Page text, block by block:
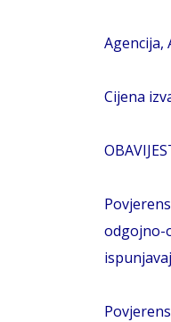
Agencija,
Cijena
odgojno-